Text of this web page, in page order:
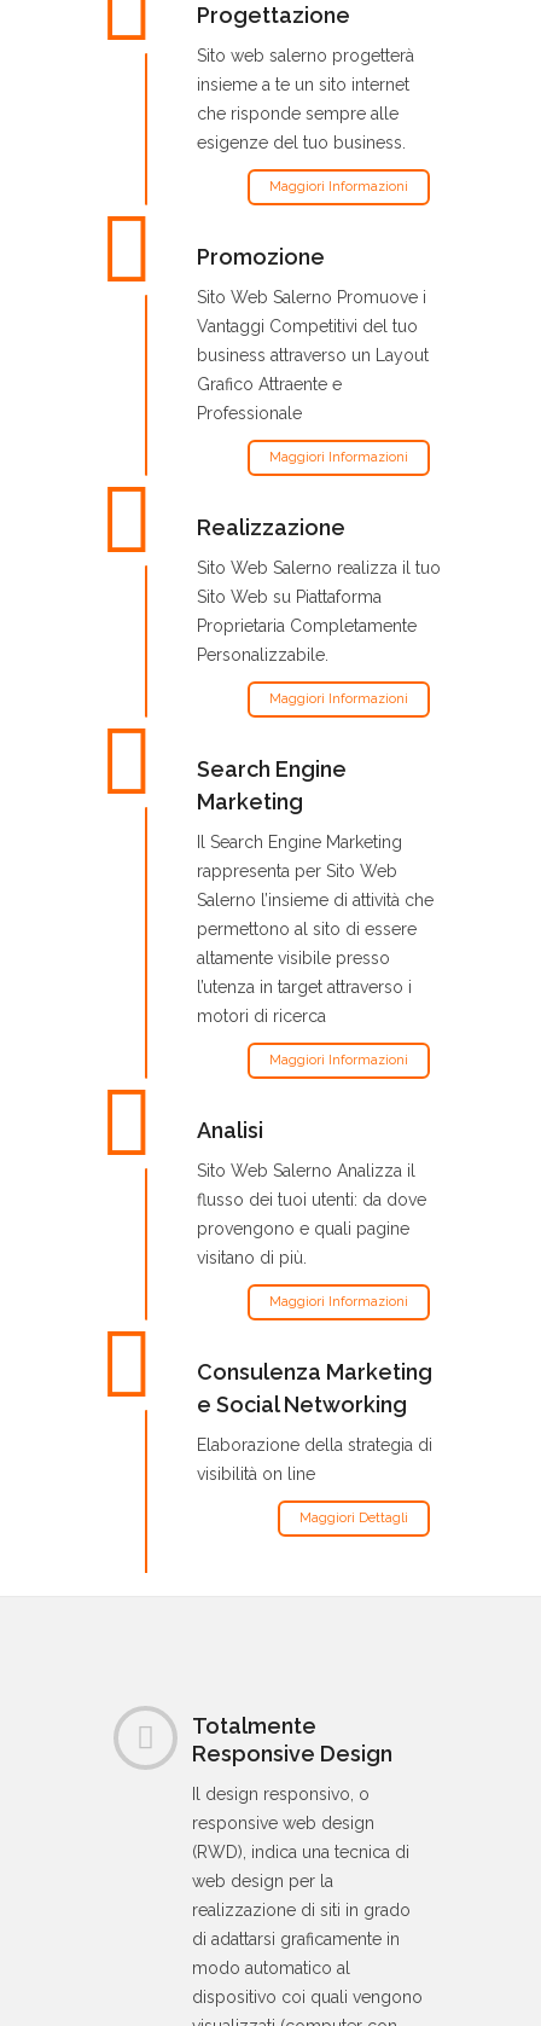
Progettazione
Maggiori Informazioni
Sito web salerno progetterà
insieme a te un sito internet
che risponde sempre alle
esigenze del tuo business.
Promozione
Maggiori Informazioni
Sito Web Salerno Promuove i
Vantaggi Competitivi del tuo
business attraverso un Layout
Grafico Attraente e
Professionale
Realizzazione
Maggiori Informazioni
Sito Web Salerno realizza il tuo
Sito Web su Piattaforma
Proprietaria Completamente
Personalizzabile.
Search Engine
Marketing
Maggiori Informazioni
Il Search Engine Marketing
rappresenta per Sito Web
Salerno l’insieme di attività che
permettono al sito di essere
altamente visibile presso
l’utenza in target attraverso i
motori di ricerca
Analisi
Maggiori Informazioni
Sito Web Salerno Analizza il
flusso dei tuoi utenti: da dove
provengono e quali pagine
visitano di più.
Consulenza Marketing
e Social Networking
Maggiori Dettagli
Elaborazione della strategia di
visibilità on line
Totalmente
Responsive Design
Il design responsivo, o
responsive web design
(RWD), indica una tecnica di
web design per la
realizzazione di siti in grado
di adattarsi graficamente in
modo automatico al
dispositivo coi quali vengono